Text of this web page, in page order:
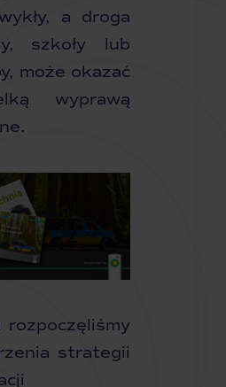
a droga
szkoły lub
może okazać
wyprawą
rozpoczęliśmy
strategii